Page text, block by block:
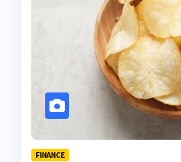
FINANCE